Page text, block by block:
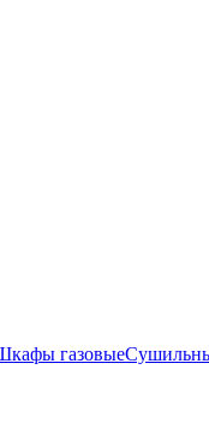
газовые